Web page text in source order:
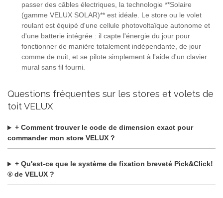
passer des câbles électriques, la technologie **Solaire
(gamme VELUX SOLAR)** est idéale. Le store ou le volet
roulant est équipé d'une cellule photovoltaïque autonome et
d'une batterie intégrée : il capte l'énergie du jour pour
fonctionner de manière totalement indépendante, de jour
comme de nuit, et se pilote simplement à l'aide d'un clavier
mural sans fil fourni.
Questions fréquentes sur les stores et volets de
toit VELUX
+ Comment trouver le code de dimension exact pour
commander mon store VELUX ?
+ Qu'est-ce que le système de fixation breveté Pick&Click!
® de VELUX ?